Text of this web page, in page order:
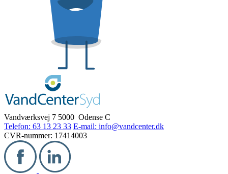
Vandværksvej 7 5000 Odense C
Telefon: 63 13 23 33 E-mail: info@vandcenter.dk
CVR-nummer: 17414003